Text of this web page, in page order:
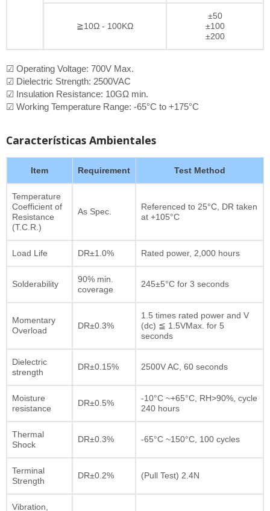
≧10Ω - 100KΩ
±50
±100
±200
☑ Operating Voltage: 700V Max.
☑ Dielectric Strength: 2500VAC
☑ Insulation Resistance: 10GΩ min.
☑ Working Temperature Range: -65°C to +175°C
Características Ambientales
Item Requirement Test Method
Temperature
Coefficient of
Resistance
(T.C.R.)
As Spec.
Referenced to 25°C, DR taken
at +105°C
Load Life DR±1.0% Rated power, 2,000 hours
Solderability
90% min.
coverage
245±5°C for 3 seconds
Momentary
Overload
DR±0.3%
1.5 times rated power and V
(dc) ≦ 1.5VMax. for 5
seconds
Dielectric
strength
DR±0.15% 2500V AC, 60 seconds
Moisture
resistance
DR±0.5%
-10°C ~+65°C, RH>90%, cycle
240 hours
Thermal
Shock
DR±0.3% -65°C ~150°C, 100 cycles
Terminal
Strength
DR±0.2% (Pull Test) 2.4N
Vibration,